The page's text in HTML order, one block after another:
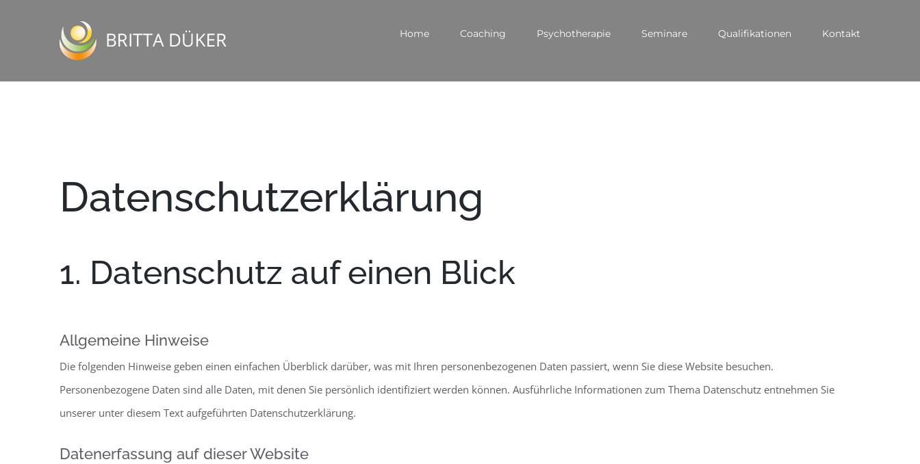
Home Coaching Psychotherapie Seminare Qualifikationen Kontakt
Datenschutz­erklärung
1. Datenschutz auf einen Blick
Allgemeine Hinweise
Die folgenden Hinweise geben einen einfachen Überblick darüber, was mit Ihren personenbezogenen Daten passiert, wenn Sie diese Website besuchen.
Personenbezogene Daten sind alle Daten, mit denen Sie persönlich identifiziert werden können. Ausführliche Informationen zum Thema Datenschutz entnehmen Sie
unserer unter diesem Text aufgeführten Datenschutzerklärung.
Datenerfassung auf dieser Website